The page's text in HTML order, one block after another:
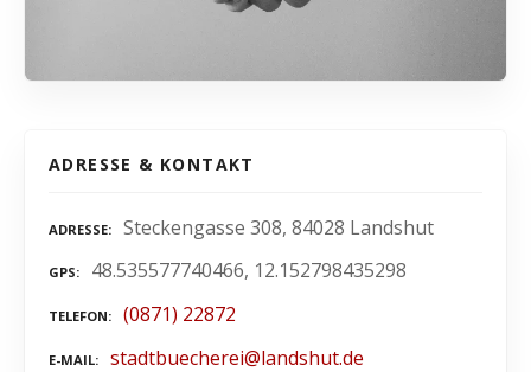
ADRESSE & KONTAKT
ADRESSE Steckengasse 308, 84028 Landshut
GPS 48.535577740466, 12.152798435298
TELEFON (0871) 22872
E-MAIL stadtbuecherei@landshut.de